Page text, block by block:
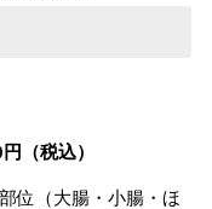
（税込）
位（大腸・小腸・ほ